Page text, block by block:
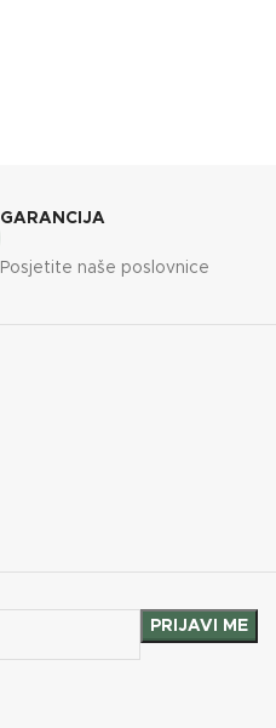
GARANCIJA
Posjetite naše poslovnice